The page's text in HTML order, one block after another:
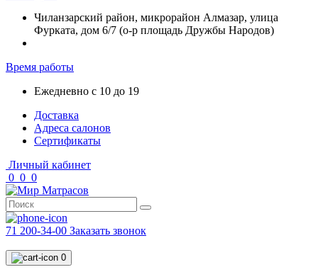
Чиланзарский район, микрорайон Алмазар, улица
Фурката, дом 6/7 (о-р площадь Дружбы Народов)
Время работы
Ежедневно с 10 до 19
Доставка
Адреса салонов
Сертификаты
Личный кабинет
0 0 0
71 200-34-00 Заказать звонок
0